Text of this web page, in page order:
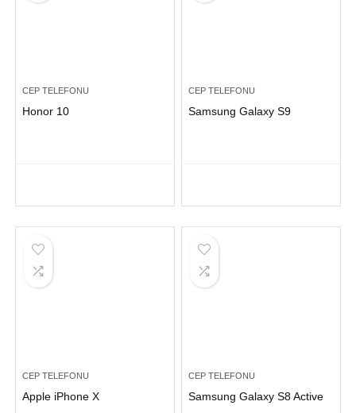
CEP TELEFONU
Honor 10
CEP TELEFONU
Samsung Galaxy S9
CEP TELEFONU
Apple iPhone X
CEP TELEFONU
Samsung Galaxy S8 Active